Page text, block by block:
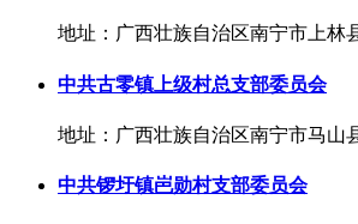
地址：广西壮族自治区南宁市上林
中共古零镇上级村总支部委员会
地址：广西壮族自治区南宁市马山
中共锣圩镇岜勋村支部委员会